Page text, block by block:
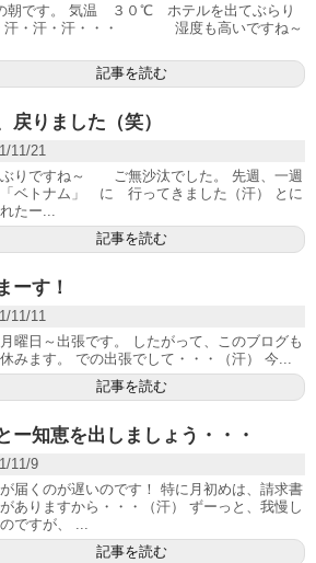
朝です。 気温 ３０℃ ホテルを出てぶらり
汗・汗・汗・・・ 湿度も高いですね～
記事を読む
戻りました（笑）
11/21
りですね～ ご無沙汰でした。 先週、一週
トナム」 に 行ってきました（汗） とに
たー...
記事を読む
ーす！
11/11
曜日～出張です。 したがって、このブログも
みます。 での出張でして・・・（汗） 今...
記事を読む
ー知恵を出しましょう・・・
11/9
届くのが遅いのです！ 特に月初めは、請求書
ありますから・・・（汗） ずーっと、我慢し
ですが、 ...
記事を読む